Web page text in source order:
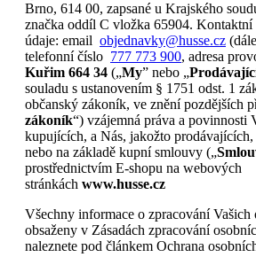
Brno, 614 00, zapsané u Krajského
značka oddíl C vložka 65904. Kontaktní
údaje: email objednavky@husse.cz
telefonní číslo 777 773 900, adresa
Kuřim 664 34 („My” nebo „
souladu s ustanovením § 1751 odst. 1
občanský zákoník, ve znění pozdějších
zákoník“) vzájemná práva a povinnosti
kupujících, a Nás, jakožto
nebo na základě kupní smlouvy („
prostřednictvím E-shopu na webových
stránkách www.husse.cz
Všechny informace o zpracování Vašich
obsaženy v Zásadách zpracování
naleznete pod článkem Ochrana